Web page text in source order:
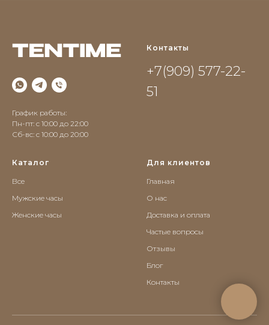
График работы:
Пн-пт: с 10:00 до 22:00
Сб-вс: c 10:00 до 20:00
Контакты
+7(909) 577-22-
51
Каталог
Все
Мужские часы
Женские часы
Для клиентов
Главная
О нас
Доставка и оплата
Частые вопросы
Отзывы
Блог
Контакты